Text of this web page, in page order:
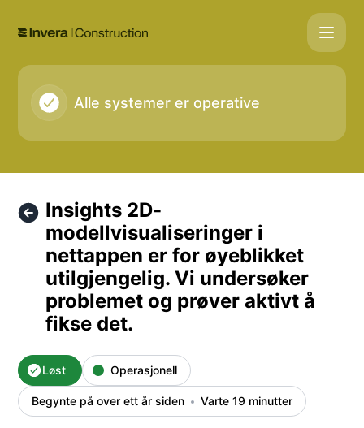
Gemini Construction - Insights 2D-modellvisualiseringer
Alle systemer er operative
Insights 2D-
modellvisualiseringer i
nettappen er for øyeblikket
utilgjengelig. Vi undersøker
problemet og prøver aktivt å
fikse det.
Løst Operasjonell
Begynte på over ett år siden Varte 19 minutter